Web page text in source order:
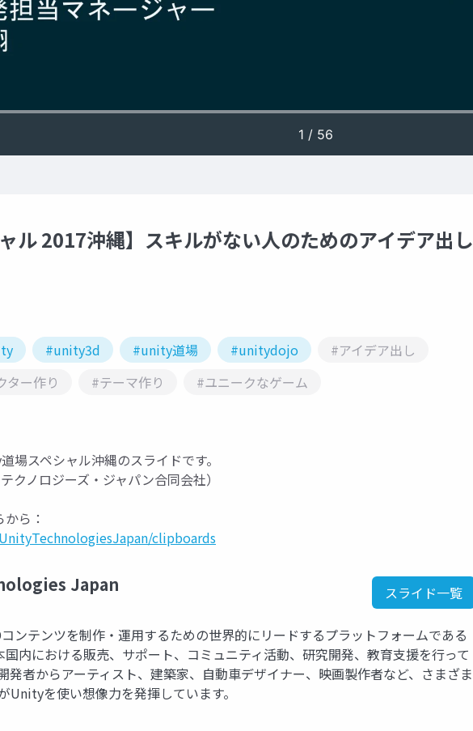
ル 2017沖縄】スキルがない人のためのアイデア出し
#unity3d #unity道場 #unitydojo
#アイデア出し
ター作り #テーマ作り #ユニークなゲーム
スペシャル沖縄のスライドです。
ノロジーズ・ジャパン合同会社）
ら：
clipboards
Japan スライド一覧
ンテンツを制作・運用するための世界的にリードするプラットフォームである
国内における販売、サポート、コミュニティ活動、研究開発、教育支援を行って
発者からアーティスト、建築家、自動車デザイナー、映画製作者など、さまざま
Unityを使い想像力を発揮しています。